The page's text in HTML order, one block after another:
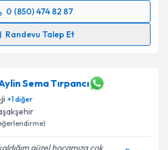
0 (850) 474 82 87
Randevu Talep Et
Talebi
e-posta ile
Sema Tırpancı
+1diğer
güzel hocamıza çok